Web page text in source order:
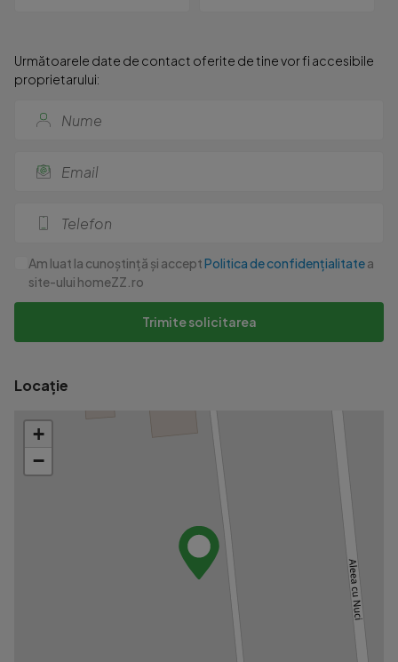
Următoarele date de contact oferite de tine vor fi accesibile
proprietarului:
Am luat la cunoștință și acceptPolitica de confidențialitatea
site-ului homeZZ.ro
Trimite solicitarea
Locație
+
−